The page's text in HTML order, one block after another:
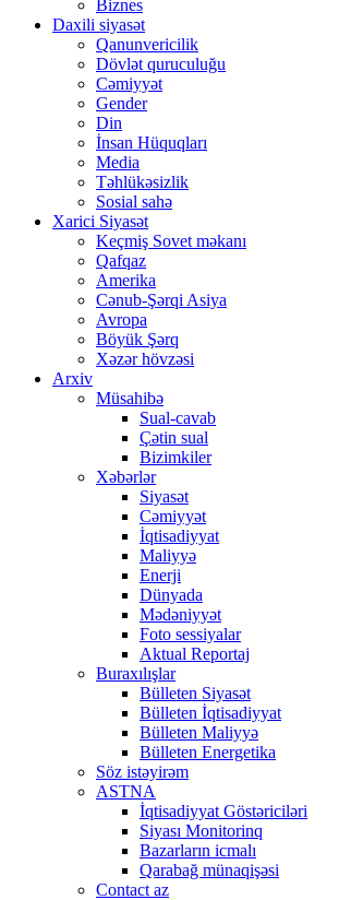
Biznes
Daxili siyasət
Qanunvericilik
Dövlət quruculuğu
Cəmiyyət
Gender
Din
İnsan Hüquqları
Media
Təhlükəsizlik
Sosial sahə
Xarici Siyasət
Keçmiş Sovet məkanı
Qafqaz
Amerika
Cənub-Şərqi Asiya
Avropa
Böyük Şərq
Xəzər hövzəsi
Arxiv
Müsahibə
Sual-cavab
Çətin sual
Bizimkiler
Xəbərlər
Siyasət
Cəmiyyət
İqtisadiyyat
Maliyyə
Enerji
Dünyada
Mədəniyyət
Foto sessiyalar
Aktual Reportaj
Buraxılışlar
Bülleten Siyasət
Bülleten İqtisadiyyat
Bülleten Maliyyə
Bülleten Energetika
Söz istəyirəm
ASTNA
İqtisadiyyat Göstəriciləri
Siyası Monitorinq
Bazarların icmalı
Qarabağ münaqişəsi
Contact az